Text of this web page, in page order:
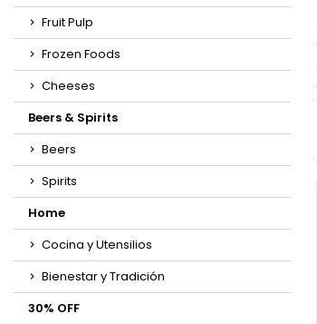
Fruit Pulp
Frozen Foods
Cheeses
Beers & Spirits
Beers
Spirits
Home
Cocina y Utensilios
Bienestar y Tradición
30% OFF